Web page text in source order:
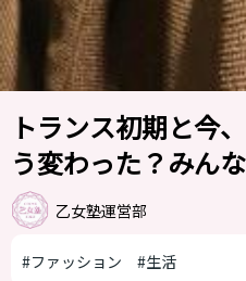
トランス初期と今
う変わった？みん
乙女塾運営部
#ファッション #生活